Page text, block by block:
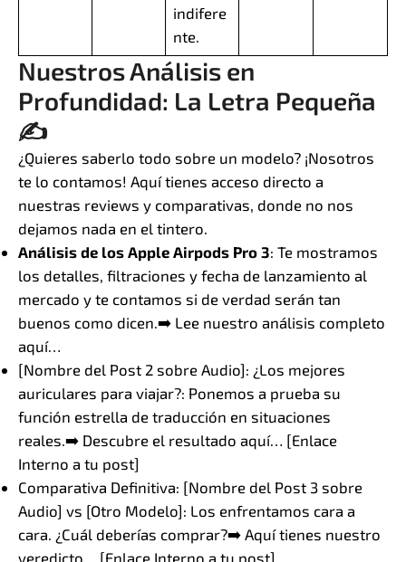
indifere
nte.
Nuestros Análisis en
Profundidad: La Letra Pequeña
✍️
¿Quieres saberlo todo sobre un modelo? ¡Nosotros
te lo contamos! Aquí tienes acceso directo a
nuestras reviews y comparativas, donde no nos
dejamos nada en el tintero.
Análisis de los Apple Airpods Pro 3: Te mostramos
los detalles, filtraciones y fecha de lanzamiento al
mercado y te contamos si de verdad serán tan
buenos como dicen.➡️ Lee nuestro análisis completo
aquí…
[Nombre del Post 2 sobre Audio]: ¿Los mejores
auriculares para viajar?: Ponemos a prueba su
función estrella de traducción en situaciones
reales.➡️ Descubre el resultado aquí… [Enlace
Interno a tu post]
Comparativa Definitiva: [Nombre del Post 3 sobre
Audio] vs [Otro Modelo]: Los enfrentamos cara a
cara. ¿Cuál deberías comprar?➡️ Aquí tienes nuestro
veredicto… [Enlace Interno a tu post]